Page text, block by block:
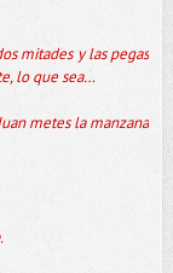
mitades y las pegas
lo que sea…
metes la manzana